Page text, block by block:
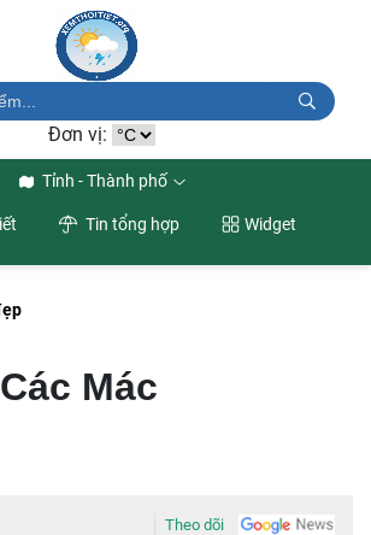
Đơn vị:
Tỉnh - Thành phố
Tin tổng hợp Widget
Mác
Theo dõi